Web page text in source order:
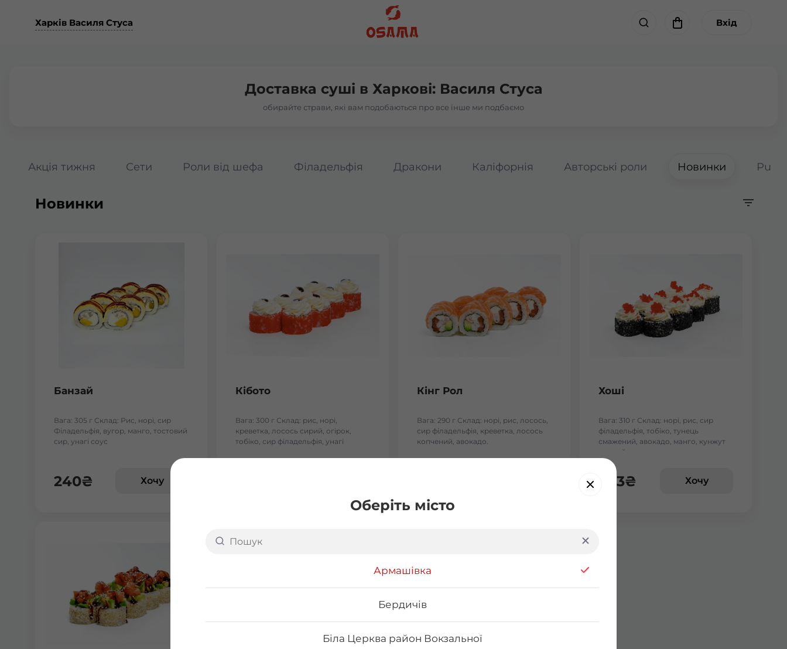
Оберіть місто
Армашівка
Бердичів
Біла Церква район Вокзальної
Харків Василя Стуса Вхід
Доставка суші в Харкові: Василя Стуса
обирайте страви, які вам подобаються про все інше ми подбаємо
Акція тижня Сети Роли від шефа Філадельфія Дракони Каліфорнія Авторські роли Новинки
Новинки
Банзай
Вага: 305 г Склад: Рис, норі, сир
Філадельфія, вугор, манго, тостовий
сир, унагі соус
240₴ Хочу
Кібото
Вага: 300 г Склад: рис, норі,
креветка, лосось сирий, огірок,
тобіко, сир філадельфія, унагі
Кінг Рол
Вага: 290 г Склад: норі, рис, лосось,
сир філадельфія, креветка, лосось
копчений, авокадо.
Хоші
Вага: 310 г Склад: норі, рис, сир
філадельфія, тобіко, тунець
смажений, авокадо, манго, кунжут
чорний.
243₴ Хочу